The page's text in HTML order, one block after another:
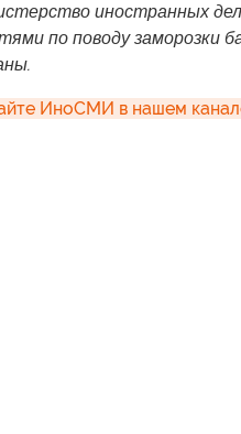
иностранных
по поводу заморозки
ИноСМИ в нашем